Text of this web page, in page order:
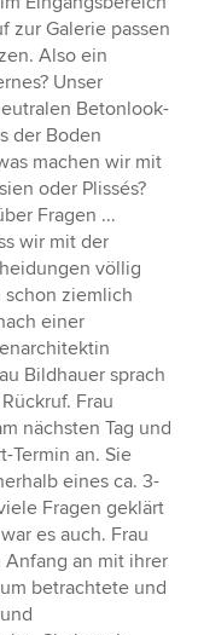
zur Galerie passen
Also ein
Unser
Betonlook-
der Boden
machen wir mit
oder Plissés?
Fragen ...
wir mit der
völlig
ziemlich
einer
Bildhauer sprach
Frau
nächsten Tag und
Termin an. Sie
eines ca. 3-
Fragen geklärt
es auch. Frau
an mit ihrer
betrachtete und